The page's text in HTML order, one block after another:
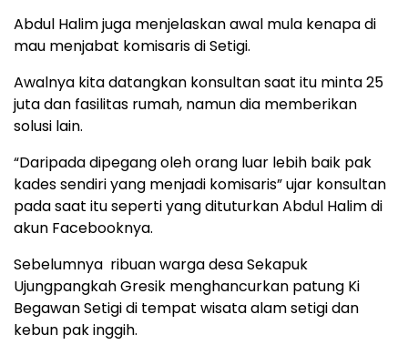
Abdul Halim juga menjelaskan awal mula kenapa di
mau menjabat komisaris di Setigi.
Awalnya kita datangkan konsultan saat itu minta 25
juta dan fasilitas rumah, namun dia memberikan
solusi lain.
“Daripada dipegang oleh orang luar lebih baik pak
kades sendiri yang menjadi komisaris” ujar konsultan
pada saat itu seperti yang dituturkan Abdul Halim di
akun Facebooknya.
Sebelumnya ribuan warga desa Sekapuk
Ujungpangkah Gresik menghancurkan patung Ki
Begawan Setigi di tempat wisata alam setigi dan
kebun pak inggih.